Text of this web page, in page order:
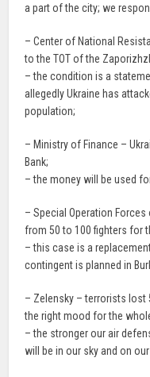
a part of the city; we
– Center of National
to the TOT of the
– the condition is a
allegedly Ukraine has
population;
– Ministry of Finance –
Bank;
– the money will be used
– Special Operation
from 50 to 100 fighters for
– this case is a
contingent is planned in
– Zelensky – terrorists lost
the right mood for the
– the stronger our air
will be in our sky and on